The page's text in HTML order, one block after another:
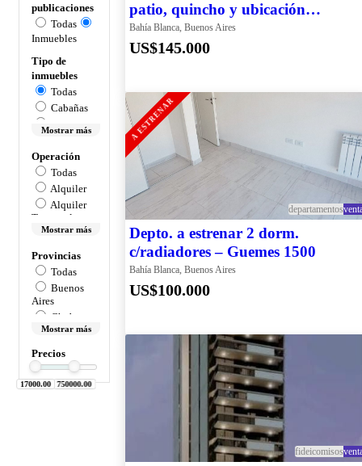
publicaciones
Todas
Inmuebles
Tipo de
inmuebles
Todas
Cabañas
Campos
Chacras
Cocheras
Complejos
Departamentos
Dúplex
Fideicomisos
Fondo De
Hoteles
Local
Locales
Mostrar más
Operación
Todas
Alquiler
Alquiler
Temporal
Sin
True
Venta
Mostrar más
Provincias
Todas
Buenos
Aires
Chubut
Río Negro
Córdoba
Chubut
Province
Mostrar más
Precios
17000.00 750000.00
patio, quincho y ubicación
estratégica
Bahía Blanca, Buenos Aires
US$145.000
A ESTRENAR
departamentos
Depto. a estrenar 2 dorm.
c/radiadores – Guemes 1500
Bahía Blanca, Buenos Aires
US$100.000
fideicomisos